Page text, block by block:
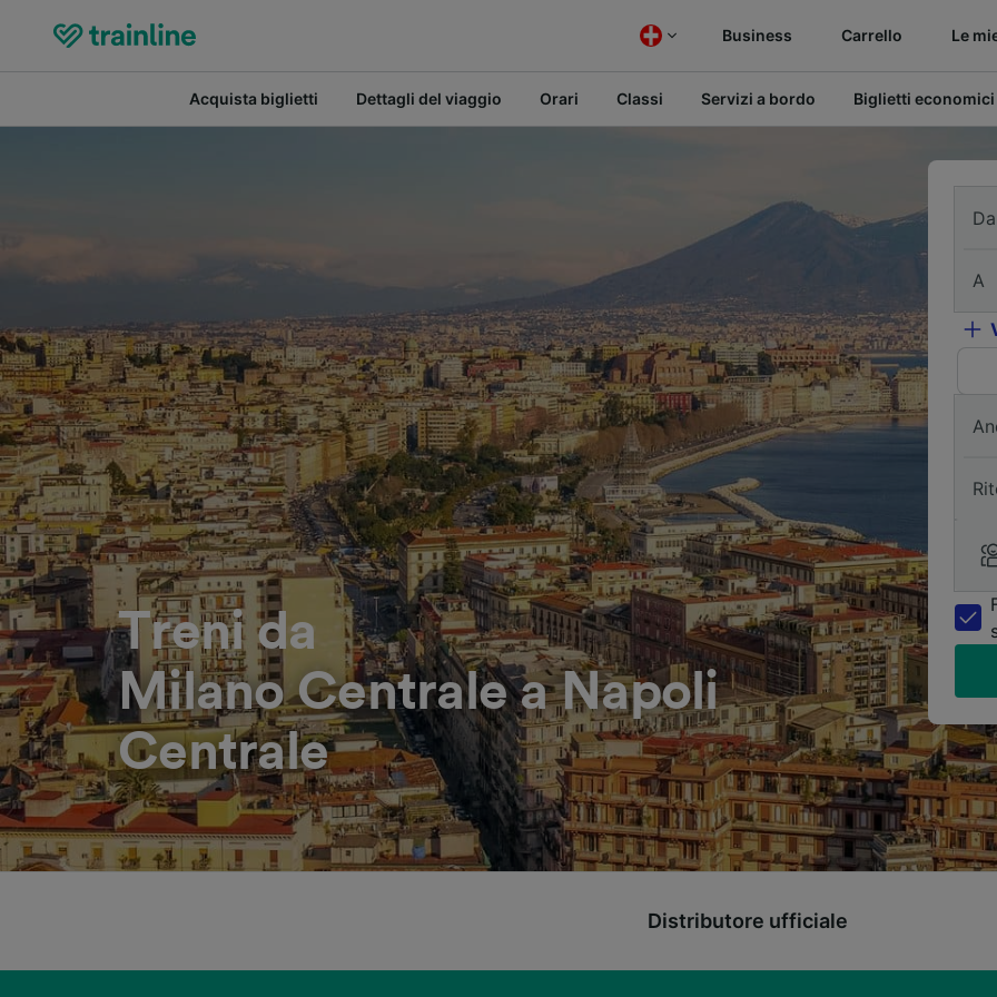
Business Carrello Le
Acquista biglietti Dettagli del viaggio Orari Classi Servizi a bordo Biglietti economici
Treni da
Milano Centrale a Napoli
Centrale
Da
A
Distributore ufficiale